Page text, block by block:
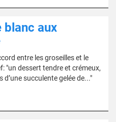
blanc aux
entre les groseilles et le
"un dessert tendre et crémeux,
succulente gelée de..."